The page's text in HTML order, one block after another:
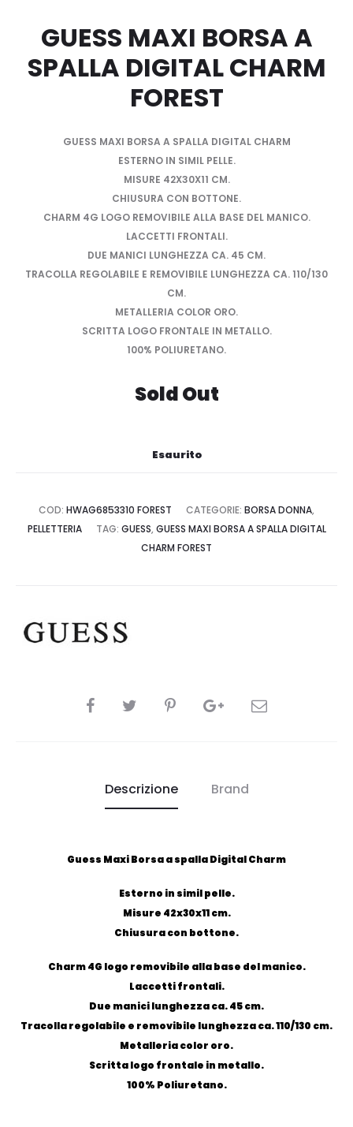
GUESS MAXI BORSA A
SPALLA DIGITAL CHARM
FOREST
GUESS MAXI BORSA A SPALLA DIGITAL CHARM
ESTERNO IN SIMIL PELLE.
MISURE 42X30X11 CM.
CHIUSURA CON BOTTONE.
CHARM 4G LOGO REMOVIBILE ALLA BASE DEL MANICO.
LACCETTI FRONTALI.
DUE MANICI LUNGHEZZA CA. 45 CM.
TRACOLLA REGOLABILE E REMOVIBILE LUNGHEZZA CA. 110/130
CM.
METALLERIA COLOR ORO.
SCRITTA LOGO FRONTALE IN METALLO.
100% POLIURETANO.
Sold Out
Esaurito
COD: HWAG6853310 FOREST CATEGORIE: BORSA DONNA,
PELLETTERIA
TAG: GUESS, GUESS MAXI BORSA A SPALLA DIGITAL
CHARM FOREST
CONDIVIDI
Descrizione Brand
Guess Maxi Borsa a spalla Digital Charm
Esterno in simil pelle.
Misure 42x30x11 cm.
Chiusura con bottone.
Charm 4G logo removibile alla base del manico.
Laccetti frontali.
Due manici lunghezza ca. 45 cm.
Tracolla regolabile e removibile lunghezza ca. 110/130 cm.
Metalleria color oro.
Scritta logo frontale in metallo.
100% Poliuretano.